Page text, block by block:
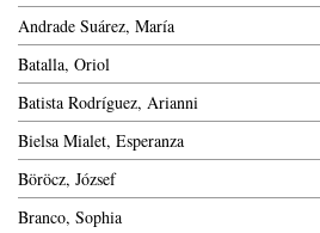
Andrade Suárez, María
Batalla, Oriol
Batista Rodríguez, Arianni
Bielsa Mialet, Esperanza
Böröcz, József
Branco, Sophia